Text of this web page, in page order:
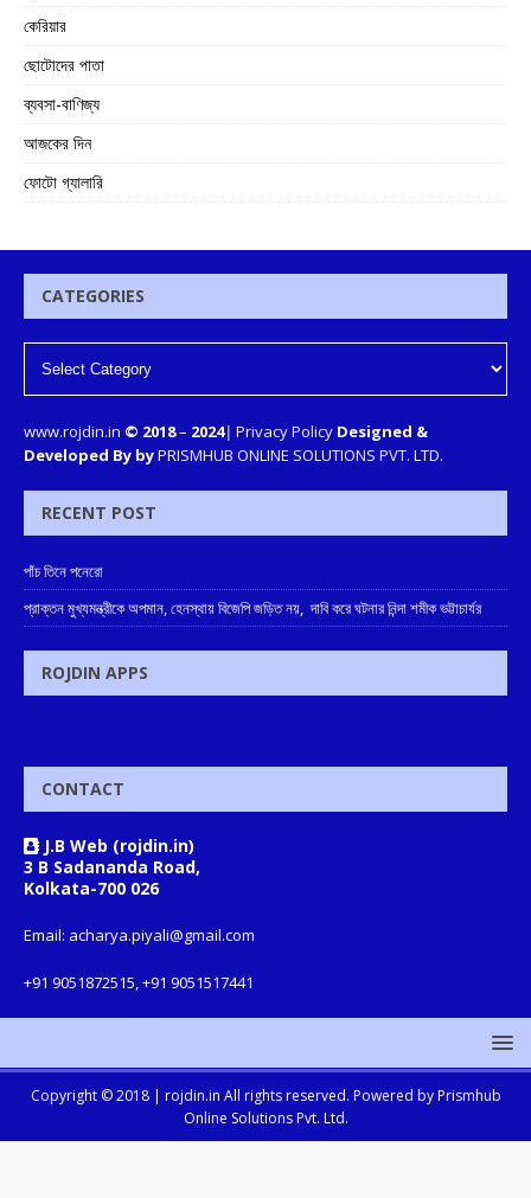
কেরিয়ার
ছোটোদের পাতা
ব্যবসা-বাণিজ্য
আজকের দিন
ফোটো গ্যালারি
CATEGORIES
www.rojdin.in © 2018– 2024| Privacy Policy Designed &
Developed By byPRISMHUB ONLINE SOLUTIONS PVT. LTD.
RECENT POST
পাঁচ তিনে পনেরো
প্রাক্তন মুখ্যমন্ত্রীকে অপমান, হেনস্থায় বিজেপি জড়িত নয়, দাবি করে ঘটনার নিন্দা শমীক ভট্টাচার্যর
ROJDIN APPS
CONTACT
J.B Web (rojdin.in)
3 B Sadananda Road,
Kolkata-700 026
Email: acharya.piyali@gmail.com
+91 9051872515, +91 9051517441
Copyright © 2018 | rojdin.in All rights reserved. Powered by Prismhub
Online Solutions Pvt. Ltd.